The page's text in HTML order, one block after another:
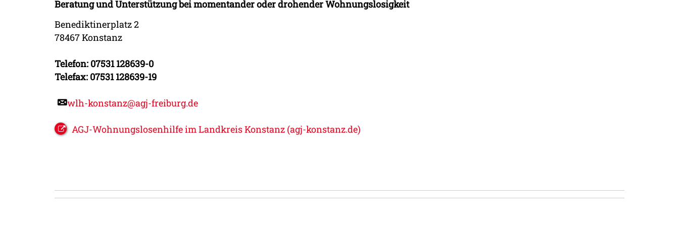
Beratung und Unterstützung bei momentander oder drohender Wohnungslosigkeit
Benediktinerplatz 2
78467 Konstanz
Telefon: 07531 128639-0
Telefax: 07531 128639-19
wlh-konstanz@agj-freiburg.de
AGJ-Wohnungslosenhilfe im Landkreis Konstanz (agj-konstanz.de)